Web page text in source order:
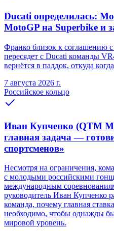
Ducati определилась:
MotoGP на Superbike и
Франко близок к соглашению
пересядет с Ducati команды
вернётся в паддок, откуда
7 августа 2026 г.
Российское кольцо
Иван Купченко (QTM
главная задача —
спортсменов»
Несмотря на ограничения,
с молодыми российскими
международным
руководитель Иван Купченко
команда, почему главная
необходимо, чтобы однажды
мировой уровень.